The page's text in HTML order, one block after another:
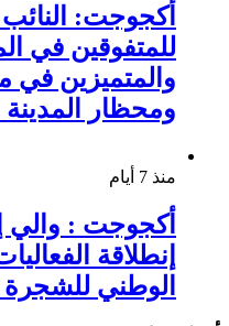
أكجوجت: النائب
للمتفوقين في
والمتميزين
ومحظار المدينة
منذ 7 أيام
أكجوجت :
إنطلاقة
الوطني